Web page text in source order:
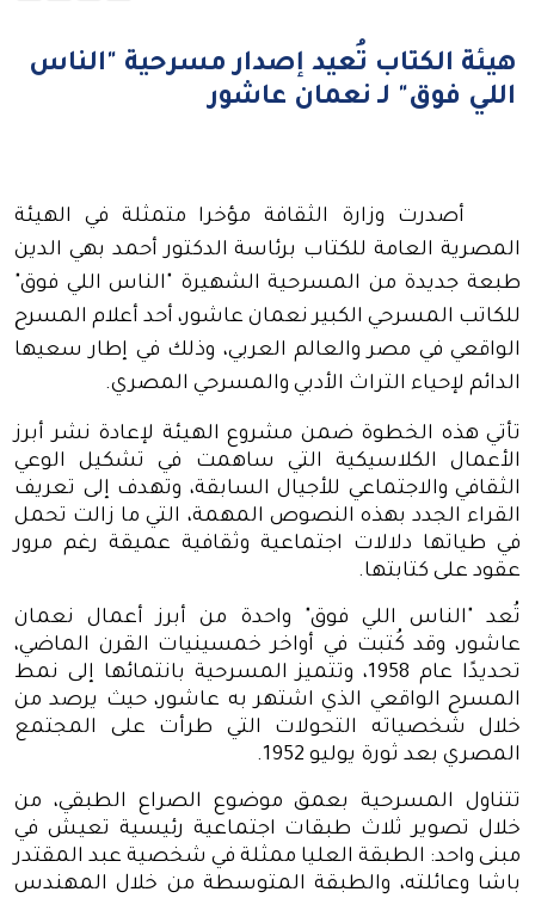
هيئة الكتاب تُعيد إصدار مسرحية "الناس
اللي فوق" لـ نعمان عاشور
أصدرت وزارة الثقافة مؤخرا متمثلة في الهيئة
المصرية العامة للكتاب برئاسة الدكتور أحمد بهي الدين
طبعة جديدة من المسرحية الشهيرة "الناس اللي فوق"
للكاتب المسرحي الكبير نعمان عاشور، أحد أعلام المسرح
الواقعي في مصر والعالم العربي، وذلك في إطار سعيها
الدائم لإحياء التراث الأدبي والمسرحي المصري.
تأتي هذه الخطوة ضمن مشروع الهيئة لإعادة نشر أبرز
الأعمال الكلاسيكية التي ساهمت في تشكيل الوعي
الثقافي والاجتماعي للأجيال السابقة، وتهدف إلى تعريف
القراء الجدد بهذه النصوص المهمة، التي ما زالت تحمل
في طياتها دلالات اجتماعية وثقافية عميقة رغم مرور
عقود على كتابتها.
تُعد "الناس اللي فوق" واحدة من أبرز أعمال نعمان
عاشور، وقد كُتبت في أواخر خمسينيات القرن الماضي،
تحديدًا عام 1958، وتتميز المسرحية بانتمائها إلى نمط
المسرح الواقعي الذي اشتهر به عاشور، حيث يرصد من
خلال شخصياته التحولات التي طرأت على المجتمع
المصري بعد ثورة يوليو 1952
.
تتناول المسرحية بعمق موضوع الصراع الطبقي، من
خلال تصوير ثلاث طبقات اجتماعية رئيسية تعيش في
مبنى واحد: الطبقة العليا ممثلة في شخصية عبد المقتدر
باشا وعائلته، والطبقة المتوسطة من خلال المهندس